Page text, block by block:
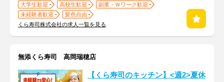
大学生歓迎 高校生歓迎
副業・Ｗワーク歓迎
未経験者歓迎
髪色自由
くら寿司株式会社の求人一覧を見る
無添くら寿司 高岡瑞穂店
【くら寿司のキッチン】<週2>夏休